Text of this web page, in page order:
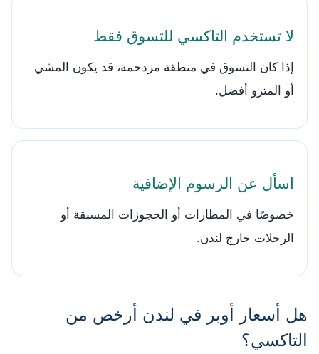
لا تستخدم التاكسي للتسوق فقط
إذا كان التسوق في منطقة مزدحمة، قد يكون المشي
أو المترو أفضل.
اسأل عن الرسوم الإضافية
خصوصًا في المطارات أو الحجوزات المسبقة أو
الرحلات خارج لندن.
هل أسعار أوبر في لندن أرخص من
التاكسي؟